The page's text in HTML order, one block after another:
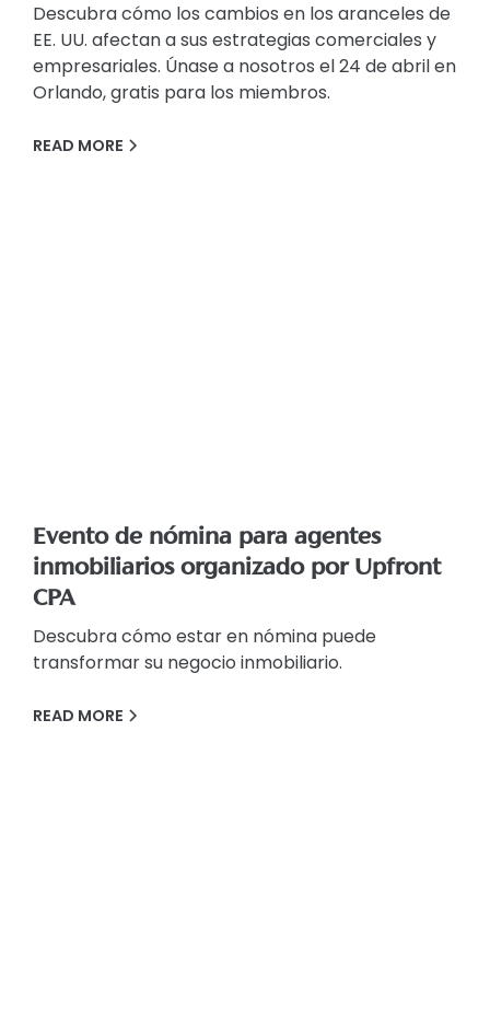
Descubra cómo los cambios en los aranceles de
EE. UU. afectan a sus estrategias comerciales y
empresariales. Únase a nosotros el 24 de abril en
Orlando, gratis para los miembros.
READ MORE
Evento de nómina para agentes
inmobiliarios organizado por Upfront
CPA
Descubra cómo estar en nómina puede
transformar su negocio inmobiliario.
READ MORE